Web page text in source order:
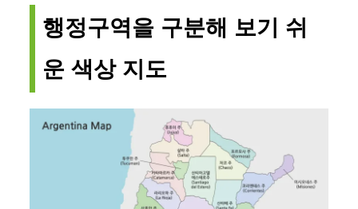
행정구역을 구분해 보기 쉬
운 색상 지도